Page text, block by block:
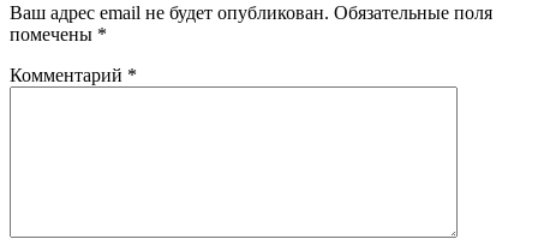
Ваш адрес email не будет опубликован. Обязательные поля
помечены *
Комментарий *